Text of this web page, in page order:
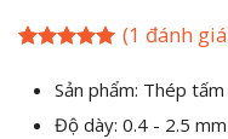
dựa trên
đánh giá
(1 đánh
Sản phẩm: Thép
Độ dày: 0.4 - 2.5 mm